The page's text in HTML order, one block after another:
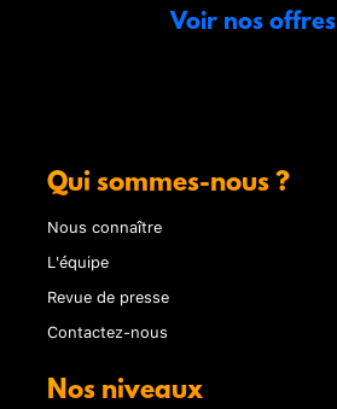
Voir nos offres
Qui sommes-nous ?
Nous connaître
L'équipe
Revue de presse
Contactez-nous
Nos niveaux